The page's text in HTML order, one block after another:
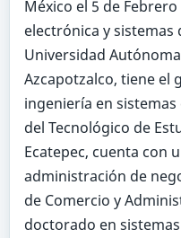
México el 5 de
electrónica y sistemas
Universidad
Azcapotzalco, tiene el
ingeniería en
del Tecnológico de
Ecatepec, cuenta con
administración de
de Comercio y
doctorado en